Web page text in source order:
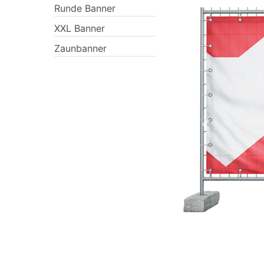
Runde Banner
XXL Banner
Zaunbanner
Previous